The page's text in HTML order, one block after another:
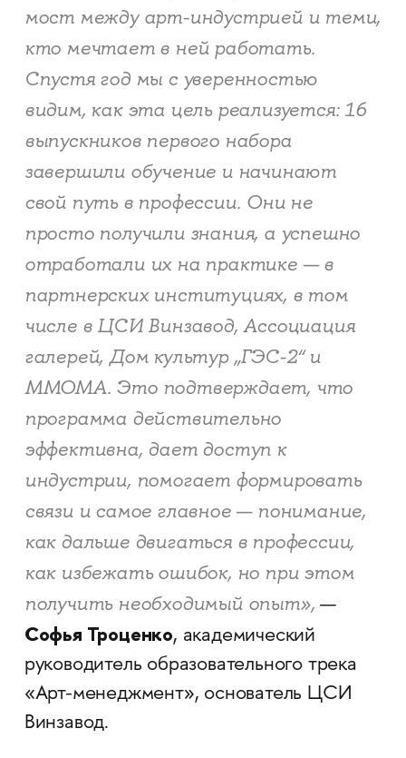
мост между арт-индустрией и теми,
кто мечтает в ней работать.
Спустя год мы с уверенностью
видим, как эта цель реализуется: 16
выпускников первого набора
завершили обучение и начинают
свой путь в профессии. Они не
просто получили знания, а успешно
отработали их на практике — в
партнерских институциях, в том
числе в ЦСИ Винзавод, Ассоциация
галерей, Дом культур „ГЭС-2“ и
ММОМА. Это подтверждает, что
программа действительно
эффективна, дает доступ к
индустрии, помогает формировать
связи и самое главное — понимание,
как дальше двигаться в профессии,
как избежать ошибок, но при этом
получить необходимый опыт», —
Софья Троценко, академический
руководитель образовательного трека
«Арт-менеджмент», основатель ЦСИ
Винзавод.